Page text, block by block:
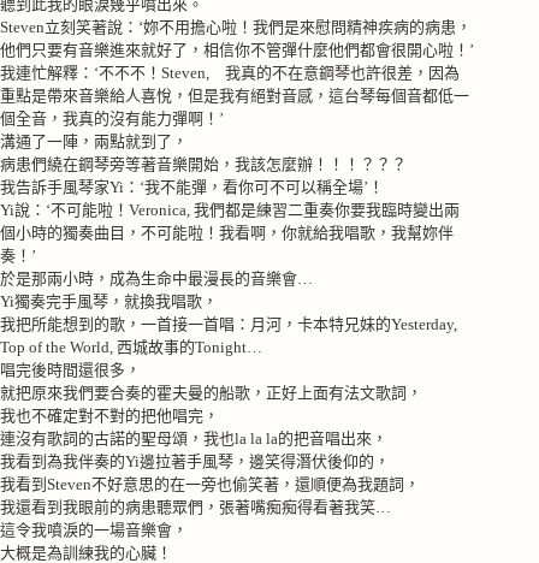
聽到此我的眼淚幾乎噴出來。
Steven立刻笑著說：‘妳不用擔心啦！我們是來慰問精神疾病的病患，
他們只要有音樂進來就好了，相信你不管彈什麼他們都會很開心啦！’
我連忙解釋：‘不不不！ Steven,
我真的不在意鋼琴也許很差，因為
重點是帶來音樂給人喜悅，但是我有絕對音感，這台琴每個音都低一
個全音，我真的沒有能力彈啊！’
溝通了一陣，兩點就到了，
病患們繞在鋼琴旁等著音樂開始，我該怎麼辦！！！？？？
我告訴手風琴家Yi ：‘我不能彈，看你可不可以稱全場’！
Yi說：‘不可能啦！ Veronica, 我們都是練習二重奏你要我臨時變出兩
個小時的獨奏曲目，不可能啦！我看啊，你就給我唱歌，我幫妳伴
奏！’
於是那兩小時，成為生命中最漫長的音樂會…
Yi獨奏完手風琴，就換我唱歌，
我把所能想到的歌，一首接一首唱：月河，卡本特兄妹的Yesterday,
Top of the World, 西城故事的Tonight…
唱完後時間還很多，
就把原來我們要合奏的霍夫曼的船歌，正好上面有法文歌詞，
我也不確定對不對的把他唱完，
連沒有歌詞的古諾的聖母頌，我也la la la的把音唱出來，
我看到為我伴奏的Yi邊拉著手風琴，邊笑得潛伏後仰的，
我看到 Steven不好意思的在一旁也偷笑著，還順便為我題詞，
我還看到我眼前的病患聽眾們，張著嘴痴痴得看著我笑…
這令我噴淚的一場音樂會，
大概是為訓練我的心臟！